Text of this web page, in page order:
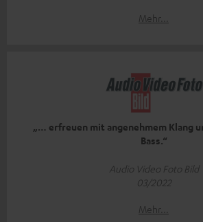
Mehr...
„… erfreuen mit angenehmem Klang
Bass.“
Audio Video Foto Bild
03/2022
Mehr...